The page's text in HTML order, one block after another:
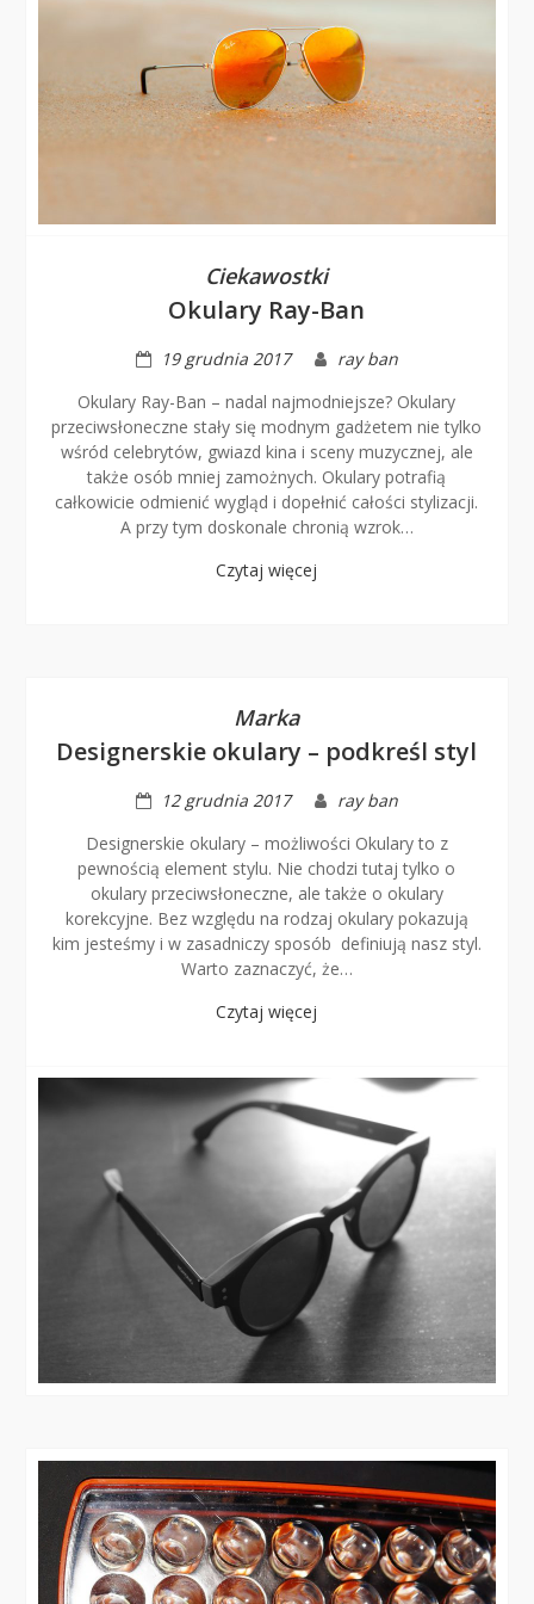
Ciekawostki
Okulary Ray-Ban
19 grudnia 2017
ray ban
Okulary Ray-Ban – nadal najmodniejsze? Okulary
przeciwsłoneczne stały się modnym gadżetem nie tylko
wśród celebrytów, gwiazd kina i sceny muzycznej, ale
także osób mniej zamożnych. Okulary potrafią
całkowicie odmienić wygląd i dopełnić całości stylizacji.
A przy tym doskonale chronią wzrok…
Czytaj więcej
Marka
Designerskie okulary – podkreśl styl
12 grudnia 2017
ray ban
Designerskie okulary – możliwości Okulary to z
pewnością element stylu. Nie chodzi tutaj tylko o
okulary przeciwsłoneczne, ale także o okulary
korekcyjne. Bez względu na rodzaj okulary pokazują
kim jesteśmy i w zasadniczy sposób definiują nasz styl.
Warto zaznaczyć, że…
Czytaj więcej